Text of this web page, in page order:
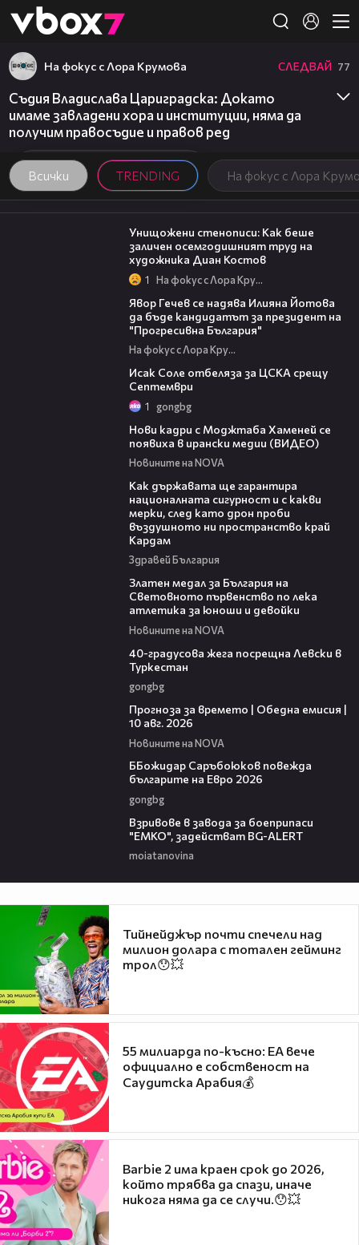
👾
Всички TRENDING На фокус с Лора
На фокус с Лора Крумова СЛЕДВАЙ 77
Съдия Владислава Цариградска: Докато
имаме завладени хора и институции, няма да
получим правосъдие и правов ред
13:45
Унищожени стенописи: Как беше
заличен осемгодишният труд на
художника Диан Костов
1 На фокус с Лора Крумова
Явор Гечев се надява Илияна Йотова
да бъде кандидатът за президент на
"Прогресивна България"
На фокус с Лора Крумова
Исак Соле отбеляза за ЦСКА срещу
Септември
1 gongbg
Нови кадри с Моджтаба Хаменей се
появиха в ирански медии (ВИДЕО)
Новините на NOVA
Как държавата ще гарантира
националната сигурност и с какви
мерки, след като дрон проби
въздушното ни пространство край
Кардам
Здравей България
Златен медал за България на
Световното първенство по лека
атлетика за юноши и девойки
Новините на NOVA
40-градусова жега посрещна Левски в
Туркестан
gongbg
Прогноза за времето | Обедна емисия |
10 авг. 2026
Новините на NOVA
ББожидар Саръбоюков повежда
българите на Евро 2026
gongbg
Взривове в завода за боеприпаси
"ЕМКО", задействат BG-ALERT
moiatanovina
Тийнейджър почти спечели над
милион долара с тотален гейминг
трол😯💥
55 милиарда по-късно: EA вече
официално е собственост на
Саудитска Арабия💰
Barbie 2 има краен срок до 2026,
който трябва да спази, иначе
никога няма да се случи.😯💥